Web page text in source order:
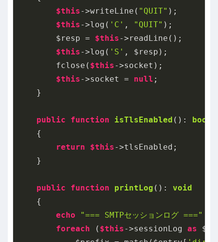
$this->writeLine( "QUIT" );
$this->log( 'C' , "QUIT" );
        $resp =
$this->readLine();
$this->log( 'S' , $resp);
        fclose(
$this->socket);
$this->socket = null ;
    }
public function isTlsEnabled () : bool
{
return
$this->tlsEnabled;
    }
public function printLog () : void
{
echo
"=== SMTPセッションログ ==="
foreach ( $this->sessionLog as